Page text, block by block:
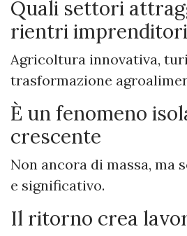
Quali settori
rientri
Agricoltura innovativa,
trasformazione
È un fenomeno
crescente
Non ancora di massa, ma
e significativo.
Il ritorno crea